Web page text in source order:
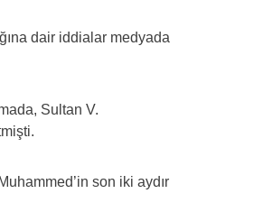
dair iddialar medyada
Sultan V.
son iki aydır